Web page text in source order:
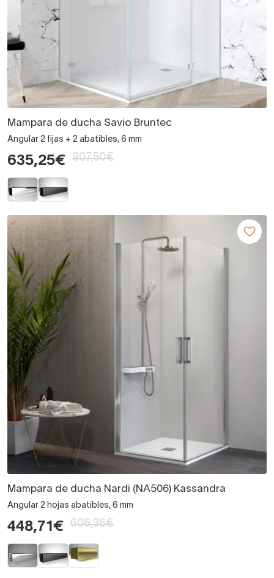
Mampara de ducha Savio Bruntec
Angular 2 fijas + 2 abatibles, 6 mm
635,25€ 907,50€
Mampara de ducha Nardi (NA506) Kassandra
Angular 2 hojas abatibles, 6 mm
448,71€ 606,36€